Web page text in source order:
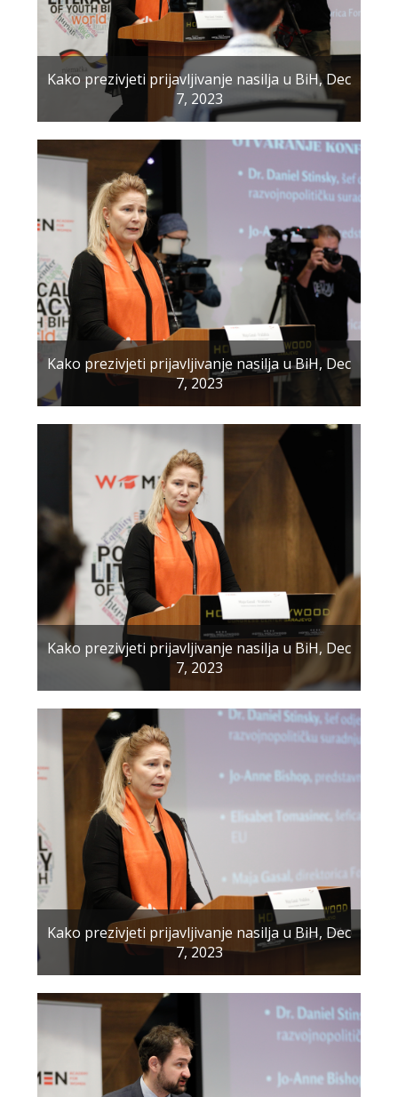
Kako prezivjeti prijavljivanje nasilja u BiH, Dec
7, 2023
Kako prezivjeti prijavljivanje nasilja u BiH, Dec
7, 2023
Kako prezivjeti prijavljivanje nasilja u BiH, Dec
7, 2023
Kako prezivjeti prijavljivanje nasilja u BiH, Dec
7, 2023